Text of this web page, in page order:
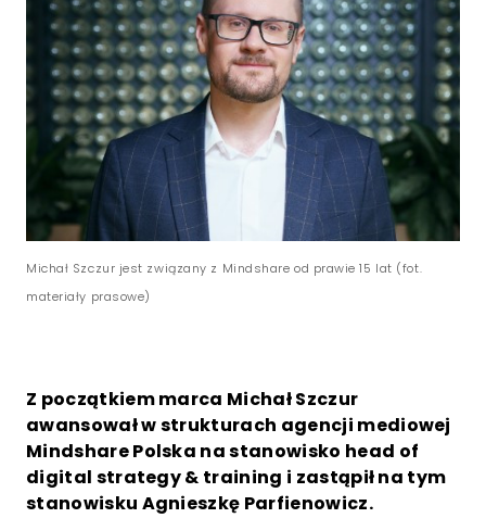
Michał Szczur jest związany z Mindshare od prawie 15 lat (fot.
materiały prasowe)
Z początkiem marca Michał Szczur
awansował w strukturach agencji mediowej
Mindshare Polska na stanowisko head of
digital strategy & training i zastąpił na tym
stanowisku Agnieszkę Parfienowicz.